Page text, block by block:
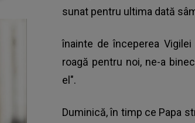
sunat pentru ultima dată
înainte de începerea
roagă pentru noi, ne-a
el".
Duminică, în timp ce Papa